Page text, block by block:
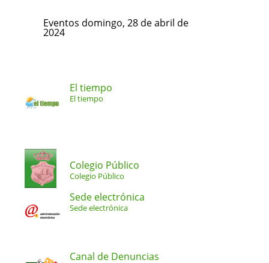
Eventos domingo, 28 de abril de
2024
El tiempo
El tiempo
Colegio Público
Colegio Público
Sede electrónica
Sede electrónica
Canal de Denuncias